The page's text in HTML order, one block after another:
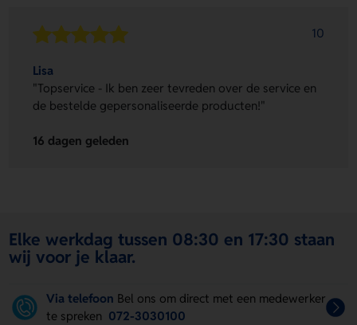
10
Lisa
"Topservice - Ik ben zeer tevreden over de service en
de bestelde gepersonaliseerde producten!"
16 dagen geleden
Elke werkdag tussen 08:30 en 17:30 staan
wij voor je klaar.
Via telefoon Bel ons om direct met een medewerker
te spreken 072-3030100